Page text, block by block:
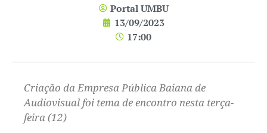
Portal UMBU
13/09/2023
17:00
Criação da Empresa Pública Baiana de
Audiovisual foi tema de encontro nesta terça-
feira (12)